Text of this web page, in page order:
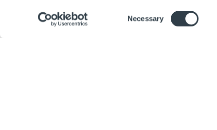
Selection
Necessary